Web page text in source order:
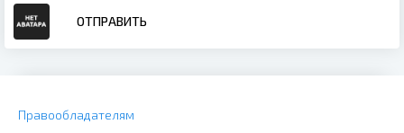
ОТПРАВИТЬ
Правообладателям